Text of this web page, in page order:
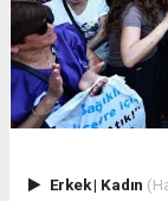
Erkek| Kadın